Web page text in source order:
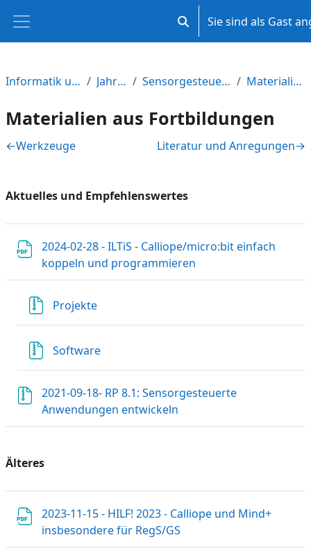
Website-Übersicht Sucheingabe umschalten
Sie sind als Gast
Informatik und Medienbildung M-V Jahrgangsstufe 8 Sensorgesteuerte Anwendungen entwickeln Materialien aus Fortbildungen
Materialien aus Fortbildungen
Abschnittsübersicht
←Werkzeuge Literatur und Anregungen→
Aktuelles und Empfehlenswertes
2024-02-28 - ILTiS - Calliope/micro:bit einfach
koppeln und programmieren
Projekte
Software
2021-09-18- RP 8.1: Sensorgesteuerte
Anwendungen entwickeln
Älteres
2023-11-15 - HILF! 2023 - Calliope und Mind+
insbesondere für RegS/GS